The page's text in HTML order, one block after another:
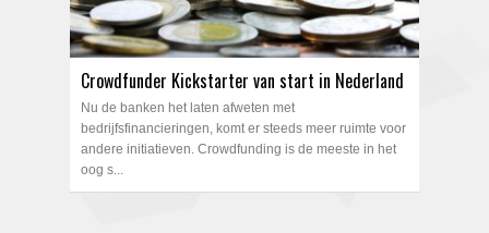
Crowdfunder Kickstarter van start in Nederland
Nu de banken het laten afweten met
bedrijfsfinancieringen, komt er steeds meer ruimte voor
andere initiatieven. Crowdfunding is de meeste in het
oog s...